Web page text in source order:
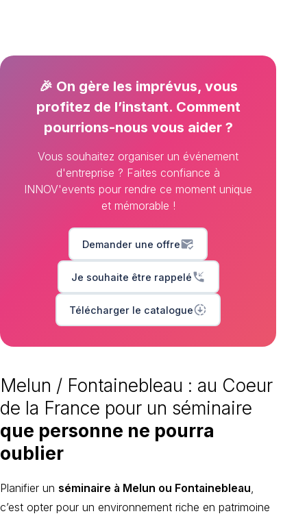
🎉 On gère les imprévus, vous
profitez de l’instant. Comment
pourrions-nous vous aider ?
Vous souhaitez organiser un événement
d'entreprise ? Faites confiance à
INNOV'events pour rendre ce moment unique
et mémorable !
Demander une offremark_email_read
Je souhaite être rappeléphone_callback
Télécharger le cataloguedownloading
Melun / Fontainebleau : au Coeur
de la France pour un séminaire
que personne ne pourra
oublier
Planifier un séminaire à Melun ou Fontainebleau,
c’est opter pour un environnement riche en patrimoine